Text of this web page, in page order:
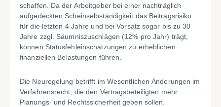
schaffen. Da der Arbeitgeber bei einer nachträglich
aufgedeckten Scheinselbständigkeit das Beitragsrisiko
für die letzten 4 Jahre und bei Vorsatz sogar bis zu 30
Jahre zzgl. Säumniszuschlägen (12% pro Jahr) trägt,
können Statusfehleinschätzungen zu erheblichen
finanziellen Belastungen führen.
Die Neuregelung betrifft im Wesentlichen Änderungen im
Verfahrensrecht, die den Vertragsbeteiligten mehr
Planungs- und Rechtssicherheit geben sollen.